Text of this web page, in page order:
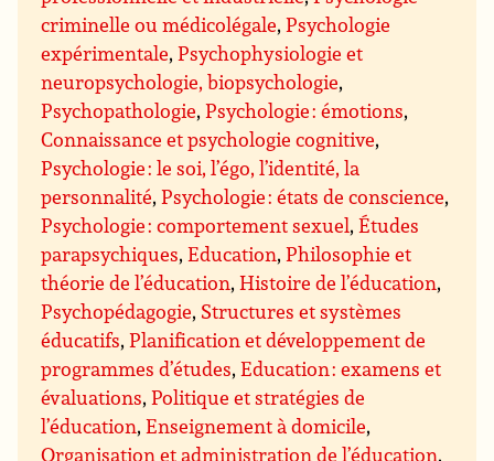
criminelle ou médicolégale,Psychologie
expérimentale,Psychophysiologie et
neuropsychologie, biopsychologie,
Psychopathologie,Psychologie : émotions,
Connaissance et psychologie cognitive,
Psychologie : le soi, l’égo, l’identité, la
personnalité,Psychologie : états de conscience,
Psychologie : comportement sexuel,Études
parapsychiques,Education,Philosophie et
théorie de l’éducation,Histoire de l’éducation,
Psychopédagogie, Structures et systèmes
éducatifs,Planification et développement de
programmes d’études,Education : examens et
évaluations,Politique et stratégies de
l’éducation,Enseignement à domicile,
Organisation et administration de l’éducation,